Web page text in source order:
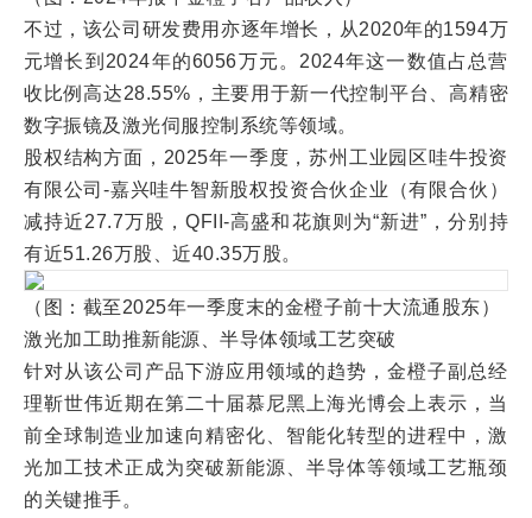
不过，该公司研发费用亦逐年增长，从2020年的1594万
元增长到2024年的6056万元。2024年这一数值占总营
收比例高达28.55%，主要用于新一代控制平台、高精密
数字振镜及激光伺服控制系统等领域。
股权结构方面，2025年一季度，苏州工业园区哇牛投资
有限公司-嘉兴哇牛智新股权投资合伙企业（有限合伙）
减持近27.7万股，QFII-高盛和花旗则为“新进”，分别持
有近51.26万股、近40.35万股。
（图：截至2025年一季度末的金橙子前十大流通股东）
激光加工助推新能源、半导体领域工艺突破
针对从该公司产品下游应用领域的趋势，金橙子副总经
理靳世伟近期在第二十届慕尼黑上海光博会上表示，当
前全球制造业加速向精密化、智能化转型的进程中，激
光加工技术正成为突破新能源、半导体等领域工艺瓶颈
的关键推手。